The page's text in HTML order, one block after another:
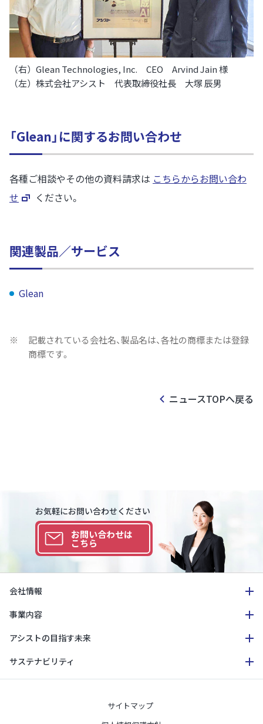
（右）Glean Technologies, Inc. CEO Arvind Jain 様
（左）株式会社アシスト 代表取締役社長 大塚 辰男
「Glean」に関するお問い合わせ
各種ご相談やその他の資料請求は こちらからお問い合わ
せ
ください。
関連製品／サービス
Glean
※
記載されている会社名、製品名は、各社の商標または登録
商標です。
ニュースTOPへ戻る
お気軽にお問い合わせください
お問い合わせは
こちら
会社情報
事業内容
アシストの目指す未来
サステナビリティ
サイトマップ